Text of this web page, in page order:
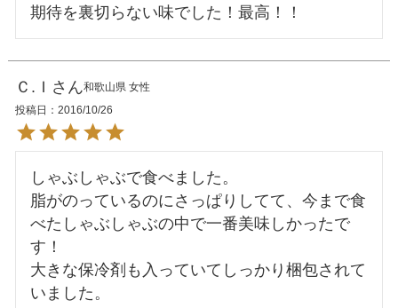
Ｃ.Ｉ 和歌山県 女性
投稿日
2016/10/26
しゃぶしゃぶで食べました。
脂がのっているのにさっぱりしてて、今まで食
べたしゃぶしゃぶの中で一番美味しかったで
す！
大きな保冷剤も入っていてしっかり梱包されて